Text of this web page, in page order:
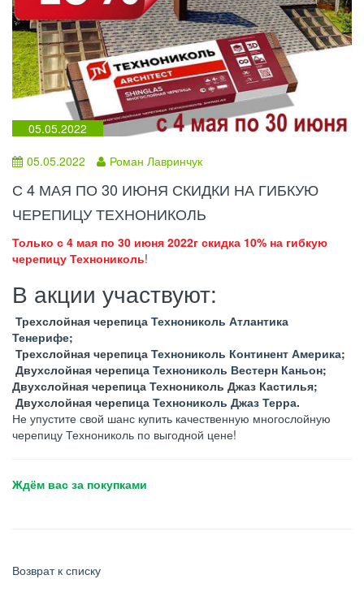
05.05.2022
05.05.2022
Роман Лавринчук
С 4 МАЯ ПО 30 ИЮНЯ СКИДКИ НА ГИБКУЮ
ЧЕРЕПИЦУ ТЕХНОНИКОЛЬ
Только с 4 мая по 30 июня 2022г скидка 10% на гибкую
черепицу Технониколь!
В акции участвуют:
Трехслойная черепица Технониколь Атлантика
Тенерифе;
Трехслойная черепица Технониколь Континент Америка;
Двухслойная черепица Технониколь Вестерн Каньон;
Двухслойная черепица Технониколь Джаз Кастилья;
Двухслойная черепица Технониколь Джаз Терра.
Не упустите свой шанс купить качественную многослойную
черепицу Технониколь по выгодной цене!
Ждём вас за покупками
Возврат к списку